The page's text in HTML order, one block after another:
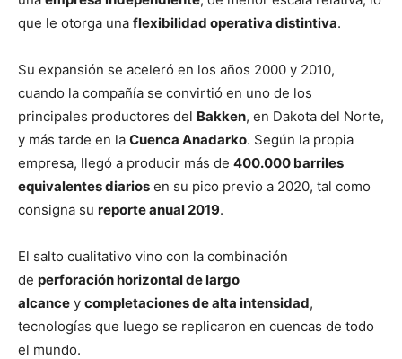
que le otorga una flexibilidad operativa distintiva.
Su expansión se aceleró en los años 2000 y 2010,
cuando la compañía se convirtió en uno de los
principales productores del Bakken, en Dakota del Norte,
y más tarde en la Cuenca Anadarko. Según la propia
empresa, llegó a producir más de 400.000 barriles
equivalentes diarios en su pico previo a 2020, tal como
consigna su reporte anual 2019.
El salto cualitativo vino con la combinación
de perforación horizontal de largo
alcance y completaciones de alta intensidad,
tecnologías que luego se replicaron en cuencas de todo
el mundo.